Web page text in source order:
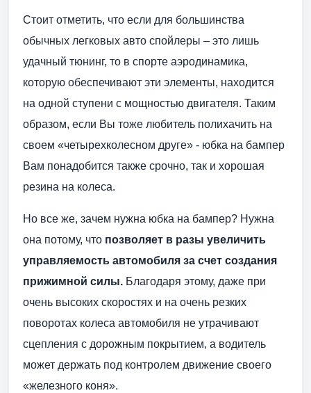
Стоит отметить, что если для большинства
обычных легковых авто спойлеры – это лишь
удачный тюнинг, то в спорте аэродинамика,
которую обеспечивают эти элементы, находится
на одной ступени с мощностью двигателя. Таким
образом, если Вы тоже любитель полихачить на
своем «четырехколесном друге» - юбка на бампер
Вам понадобится также срочно, так и хорошая
резина на колеса.
Но все же, зачем нужна юбка на бампер? Нужна
она потому, что позволяет в разы увеличить
управляемость автомобиля за счет создания
прижимной силы. Благодаря этому, даже при
очень высоких скоростях и на очень резких
поворотах колеса автомобиля не утрачивают
сцепления с дорожным покрытием, а водитель
может держать под контролем движение своего
«железного коня».